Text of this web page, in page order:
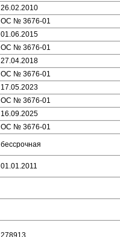
26.02.2010
ОС № 3676-01
01.06.2015
ОС № 3676-01
27.04.2018
ОС № 3676-01
17.05.2023
ОС № 3676-01
16.09.2025
ОС № 3676-01
бессрочная
01.01.2011
278913